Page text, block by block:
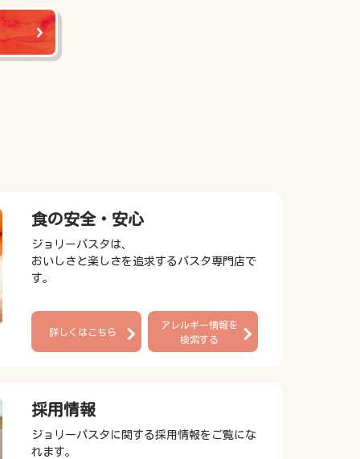
食の安全・安心
ジョリーパスタは、
おいしさと楽しさを追求するパスタ専門店で
す。
詳しくはこちら
アレルギー情報を
検索する
採用情報
ジョリーパスタに関する採用情報をご覧にな
れます。